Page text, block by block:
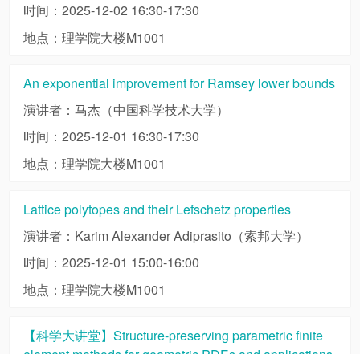
时间：2025-12-02 16:30-17:30
地点：理学院大楼M1001
An exponential improvement for Ramsey lower bounds
演讲者：马杰（中国科学技术大学）
时间：2025-12-01 16:30-17:30
地点：理学院大楼M1001
Lattice polytopes and their Lefschetz properties
演讲者：Karim Alexander Adiprasito（索邦大学）
时间：2025-12-01 15:00-16:00
地点：理学院大楼M1001
【科学大讲堂】Structure-preserving parametric finite